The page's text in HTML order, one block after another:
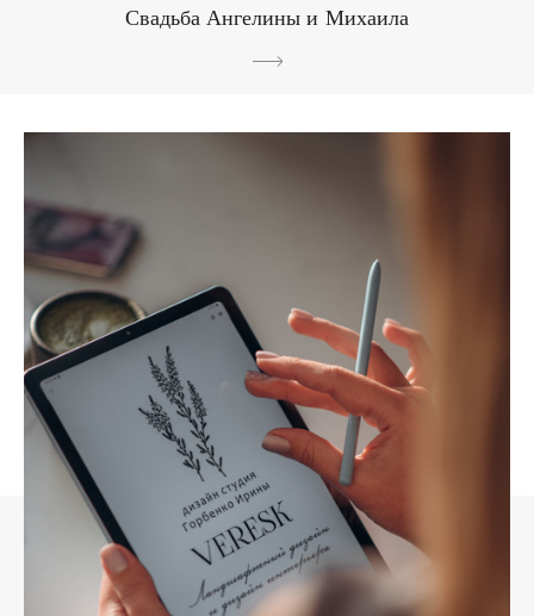
Свадьба Ангелины и Михаила